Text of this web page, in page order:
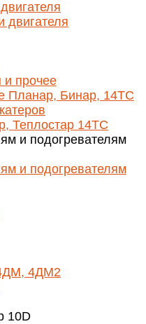
двигателя
прочее
Планар, Бинар, 14ТС
Теплостар 14ТС
и подогревателям
и подогревателям
4ДМ2
10D